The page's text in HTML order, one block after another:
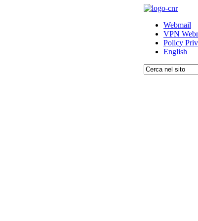
Webmail
VPN
Policy
English